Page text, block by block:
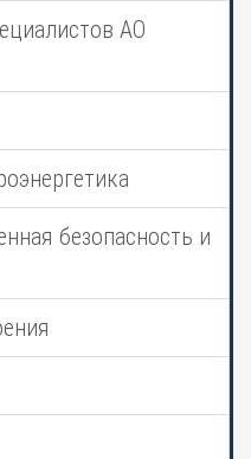
АО
безопасность и